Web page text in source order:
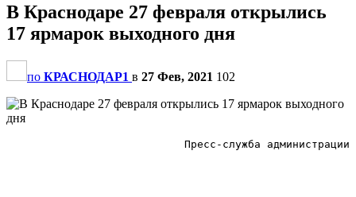
В Краснодаре 27 февраля открылись
17 ярмарок выходного дня
по КРАСНОДАР1 в 27 Фев, 2021 102
Пресс-служба